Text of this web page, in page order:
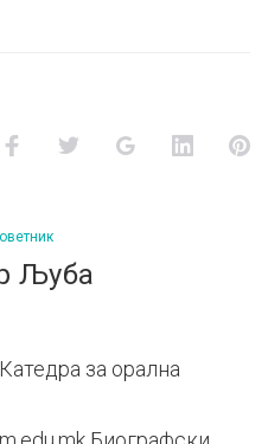
FacebookTwitter Google+
Љуба
за орална